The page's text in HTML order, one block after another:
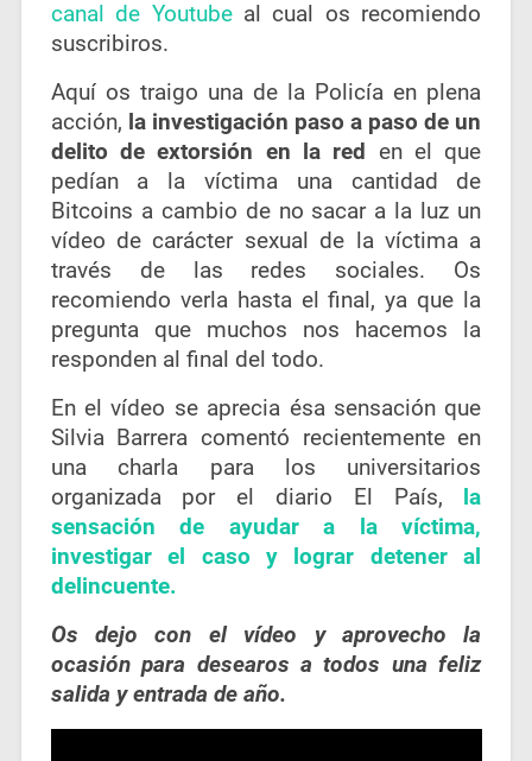
canal de Youtubeal cual os recomiendo
suscribiros.
Aquí os traigo una de la Policía en plena
acción, la investigación paso a paso de un
delito de extorsión en la red
en el que
pedían a la víctima una cantidad de
Bitcoins a cambio de no sacar a la luz un
vídeo de carácter sexual de la víctima a
través de las redes sociales. Os
recomiendo verla hasta el final, ya que la
pregunta que muchos nos hacemos la
responden al final del todo.
En el vídeo se aprecia ésa sensación que
Silvia Barrera comentó recientemente en
una charla para los universitarios
organizada por el diario El País,
la
sensación de ayudar a la víctima,
investigar el caso y lograr detener al
delincuente.
Os dejo con el vídeo y aprovecho la
ocasión para desearos a todos una feliz
salida y entrada de año.